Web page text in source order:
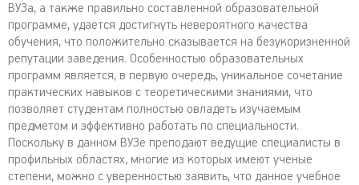
ВУЗа, а также правильно составленной образовательной
программе, удается достигнуть невероятного качества
обучения, что положительно сказывается на безукоризненной
репутации заведения. Особенностью образовательных
программ является, в первую очередь, уникальное сочетание
практических навыков с теоретическими знаниями, что
позволяет студентам полностью овладеть изучаемым
предметом и эффективно работать по специальности.
Поскольку в данном ВУЗе преподают ведущие специалисты в
профильных областях, многие из которых имеют ученые
степени, можно с уверенностью заявить, что данное учебное